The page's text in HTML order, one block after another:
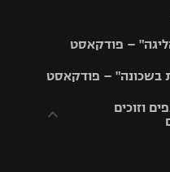
– פודקאסט
בשכונה" – פודקאסט
וזוכים